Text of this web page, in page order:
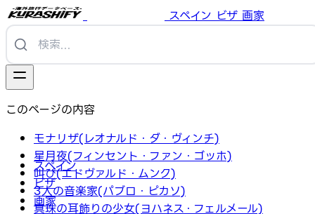
スペイン ビザ 画家
スペイン
ビザ
画家
このページの内容
モナリザ(レオナルド・ダ・ヴィンチ)
星月夜(フィンセント・ファン・ゴッホ)
叫び(エドヴァルド・ムンク)
3人の音楽家(パブロ・ピカソ)
真珠の耳飾りの少女(ヨハネス・フェルメール)